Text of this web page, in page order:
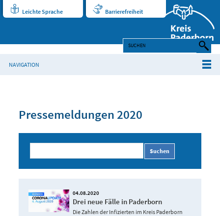
Leichte Sprache Barrierefreiheit
NAVIGATION
Pressemeldungen 2020
Suchen
04.08.2020
Drei neue Fälle in Paderborn
Die Zahlen der Infizierten im Kreis Paderborn